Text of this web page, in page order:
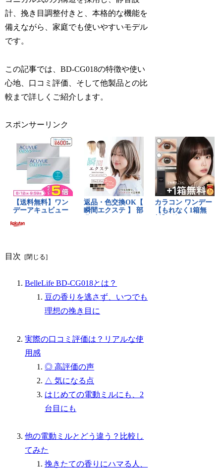
計、挽き目調整付きと、本格的な機能を
備えながら、家庭でも使いやすいモデル
です。
この記事では、BD-CG018の特徴や使い
心地、口コミ評価、そして他製品との比
較まで詳しくご紹介します。
スポンサーリンク
目次
BelleLife BD-CG018とは？
豆の香りを逃さず、いつでも
理想の挽き目に
実際の口コミ評価は？リアルな使
用感
◎ 高評価の声
△ 気になる点
はじめての電動ミルにも、2
台目にも
他の電動ミルとどう違う？比較し
てみた
挽きたての香りにハマる人、